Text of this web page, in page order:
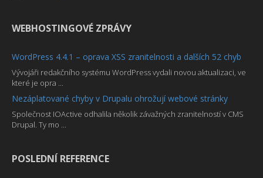
WEBHOSTINGOVÉ ZPRÁVY
WordPress 4.4.1 – oprava XSS zranitelnosti a dalších 52 chyb
Vývojáři redakčního systému WordPress vydali novou aktualizaci, ve
které je opra ...
Nezáplatované chyby v Drupalu ohrožují webové stránky
Společnost IOActive odhalila několik závažných zranitelností v CMS
Drupal. Ty mo ...
POSLEDNÍ REFERENCE